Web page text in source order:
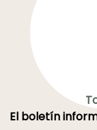
El boletín